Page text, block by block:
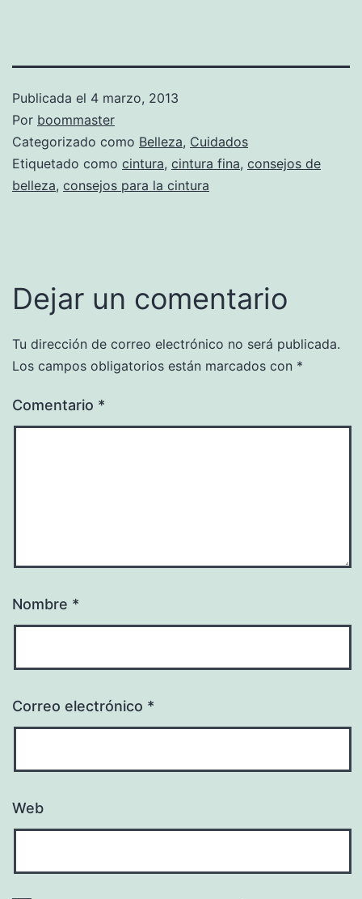
Publicada el 4 marzo, 2013
Por boommaster
Categorizado como Belleza, Cuidados
Etiquetado como cintura, cintura fina, consejos de
belleza, consejos para la cintura
Dejar un comentario
Tu dirección de correo electrónico no será publicada.
Los campos obligatorios están marcados con *
Comentario *
Nombre *
Correo electrónico *
Web